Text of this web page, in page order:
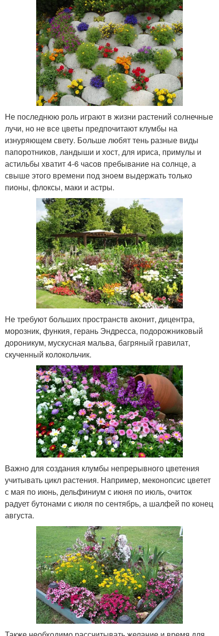
Не последнюю роль играют в жизни растений солнечные
лучи, но не все цветы предпочитают клумбы на
изнуряющем свету. Больше любят тень разные виды
папоротников, ландыши и хост, для ириса, примулы и
астильбы хватит 4-6 часов пребывание на солнце, а
свыше этого времени под зноем выдержать только
пионы, флоксы, маки и астры.
Не требуют больших пространств аконит, дицентра,
морозник, функия, герань Эндресса, подорожниковый
дороникум, мускусная мальва, багряный гравилат,
скученный колокольчик.
Важно для создания клумбы непрерывного цветения
учитывать цикл растения. Например, меконопсис цветет
с мая по июнь, дельфиниум с июня по июль, очиток
радует бутонами с июля по сентябрь, а шалфей по конец
августа.